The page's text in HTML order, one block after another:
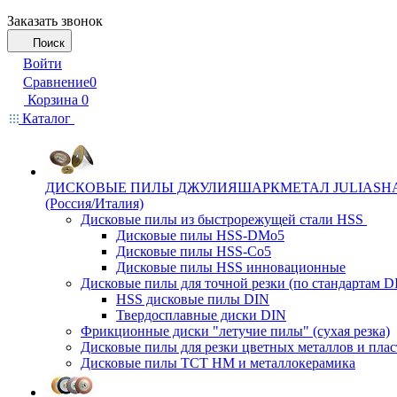
Заказать звонок
Поиск
Войти
Сравнение0
Корзина 0
Каталог
ДИСКОВЫЕ ПИЛЫ ДЖУЛИЯШАРКМЕТАЛ
(Россия/Италия)
Дисковые пилы из быстрорежущей стали HSS
Дисковые пилы HSS-DMo5
Дисковые пилы HSS-Co5
Дисковые пилы HSS инновационные
Дисковые пилы для точной резки (по стандартам
HSS дисковые пилы DIN
Твердосплавные диски DIN
Фрикционные диски "летучие пилы" (сухая резка)
Дисковые пилы для резки цветных металлов и
Дисковые пилы ТСТ НМ и металлокерамика